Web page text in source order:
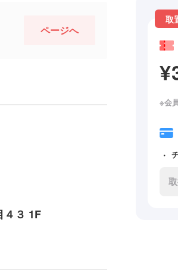
ページへ
４３ 1F
取
※会